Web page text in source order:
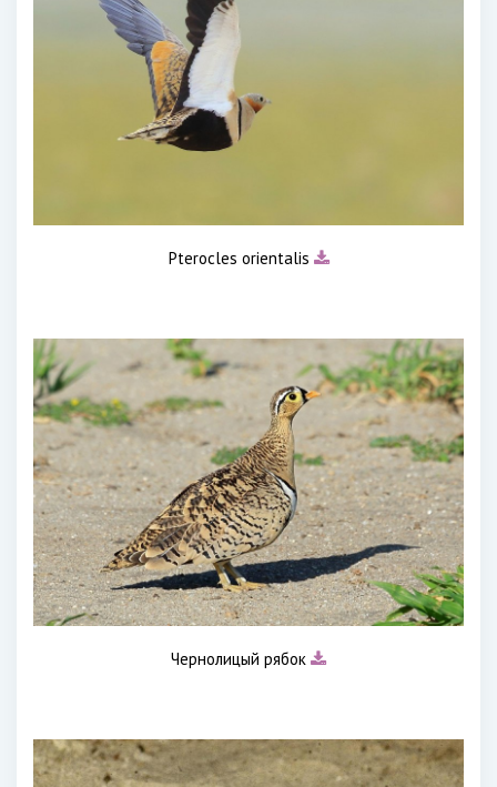
Pterocles orientalis
Чернолицый рябок